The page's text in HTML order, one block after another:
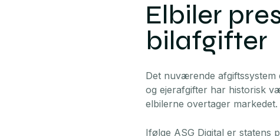
Elbiler
bilafgifter
Det nuværende afgiftssystem
og ejerafgifter har historisk
elbilerne overtager markedet.
Ifølge ASG Digital er statens